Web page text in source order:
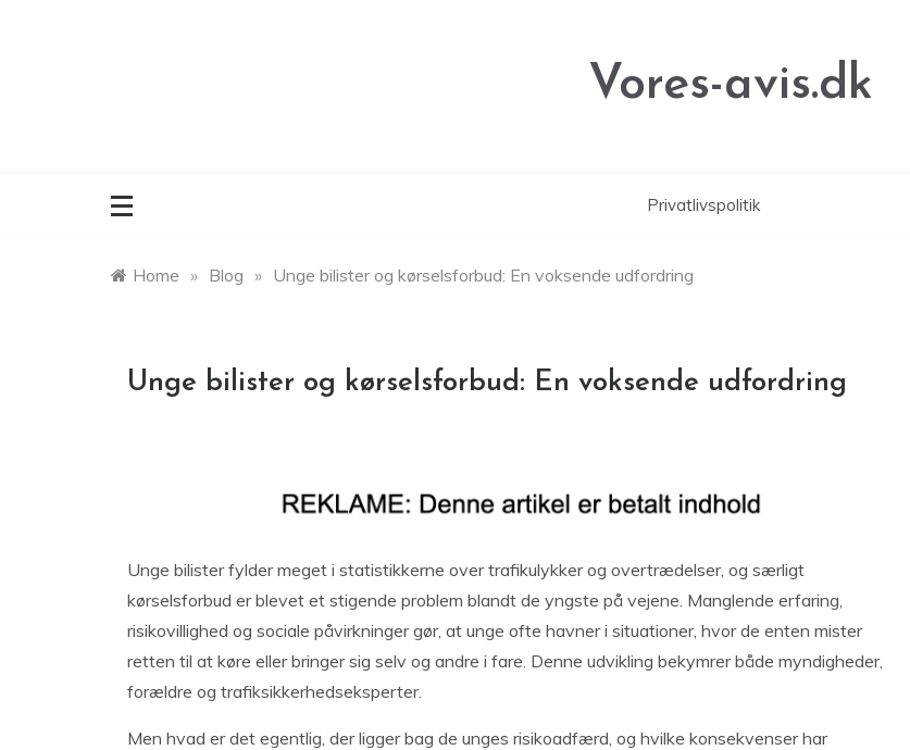
Vores-avis.dk
Privatlivspolitik
Home » Blog » Unge bilister og kørselsforbud: En voksende udfordring
Unge bilister og kørselsforbud: En voksende udfordring
Unge bilister fylder meget i statistikkerne over trafikulykker og overtrædelser, og særligt
kørselsforbud er blevet et stigende problem blandt de yngste på vejene. Manglende erfaring,
risikovillighed og sociale påvirkninger gør, at unge ofte havner i situationer, hvor de enten mister
retten til at køre eller bringer sig selv og andre i fare. Denne udvikling bekymrer både myndigheder,
forældre og trafiksikkerhedseksperter.
Men hvad er det egentlig, der ligger bag de unges risikoadfærd, og hvilke konsekvenser har